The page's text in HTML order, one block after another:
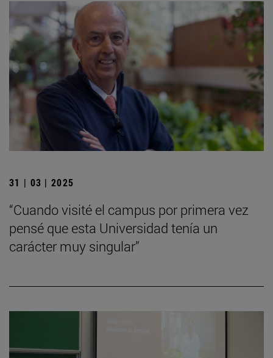
31 | 03 | 2025
“Cuando visité el campus por primera vez
pensé que esta Universidad tenía un
carácter muy singular”